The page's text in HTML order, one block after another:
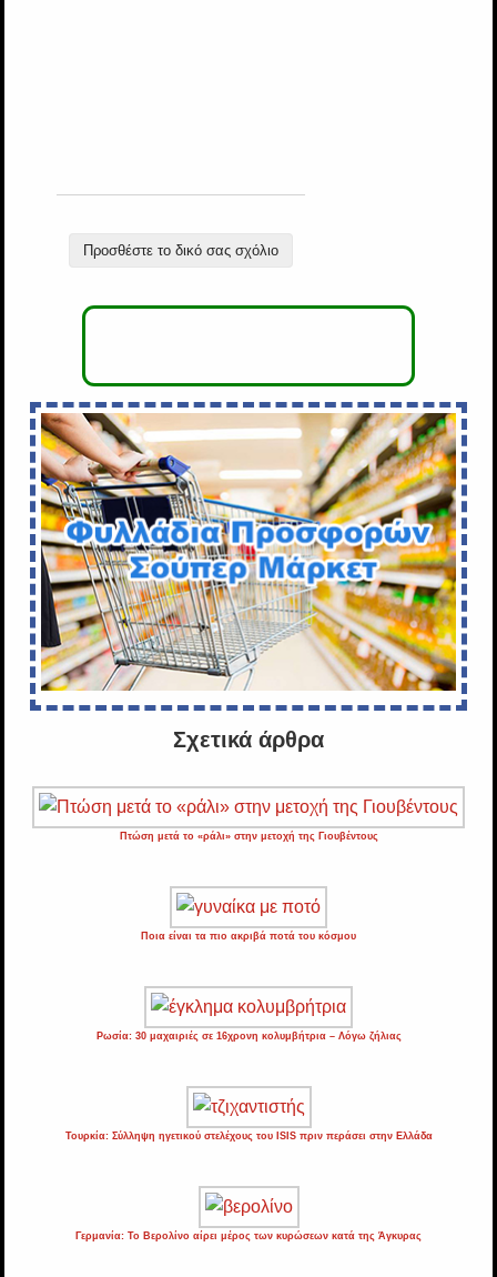
Προσθέστε το δικό σας σχόλιο
Σχετικά άρθρα
Πτώση μετά το «ράλι» στην μετοχή της Γιουβέντους
Ποια είναι τα πιο ακριβά ποτά του κόσμου
Ρωσία: 30 μαχαιριές σε 16χρονη κολυμβήτρια – Λόγω ζήλιας
Τουρκία: Σύλληψη ηγετικού στελέχους του ISIS πριν περάσει στην Ελλάδα
Γερμανία: Το Βερολίνο αίρει μέρος των κυρώσεων κατά της Άγκυρας